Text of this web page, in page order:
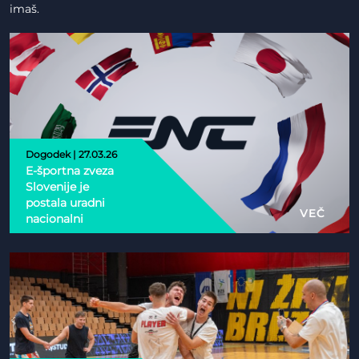
imaš.
Dogodek | 27.03.26
E-športna zveza
Slovenije je
postala uradni
nacionalni
partner Esports
Nations Cup 2026
VEČ